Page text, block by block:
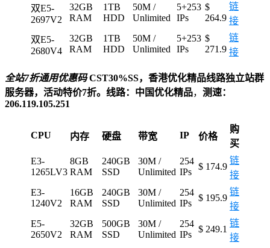
双E5-
2697V2
32GB
RAM
1TB
HDD
50M /
Unlimited
5+253
IPs
$
264.9
链
接
双E5-
2680V4
32GB
RAM
1TB
HDD
50M /
Unlimited
5+253
IPs
$
271.9
链
接
全站7折通用优惠码 CST30%SS，香港优化精品线路独立站群
服务器，活动特价7折。线路：中国优化精品， 测速：
206.119.105.251
CPU 内存 硬盘 带宽 IP 价格
购
买
E3-
1265LV3
8GB
RAM
240GB
SSD
30M /
Unlimited
254
IPs
$ 174.9
链
接
E3-
1240V2
16GB
RAM
240GB
SSD
30M /
Unlimited
254
IPs
$ 195.9
链
接
E5-
2650V2
32GB
RAM
500GB
SSD
30M /
Unlimited
254
IPs
$ 249.1
链
接